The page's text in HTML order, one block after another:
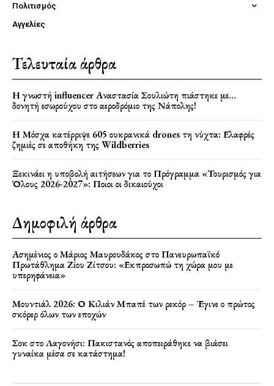
Πολιτισμός
Αγγελίες
Τελευταία άρθρα
Η γνωστή influencer Αναστασία Σουλιώτη πιάστηκε με…
δονητή εσωρούχου στο αεροδρόμιο της Νάπολης!
Η Μόσχα κατέρριψε 605 ουκρανικά drones τη νύχτα: Ελαφρές
ζημιές σε αποθήκη της Wildberries
Ξεκινάει η υποβολή αιτήσεων για το Πρόγραμμα «Τουρισμός για
Όλους 2026-2027»: Ποιοι οι δικαιούχοι
Δημοφιλή άρθρα
Ασημένιος ο Μάριος Μαυρουδάκος στο Πανευρωπαϊκό
Πρωτάθλημα Ζίου Ζίτσου: «Εκπροσωπώ τη χώρα μου με
υπερηφάνεια»
Μουντιάλ 2026: Ο Κιλιάν Μπαπέ των ρεκόρ – Έγινε ο πρώτος
σκόρερ όλων των εποχών
Σοκ στο Λαγονήσι: Πακιστανός αποπειράθηκε να βιάσει
γυναίκα μέσα σε κατάστημα!